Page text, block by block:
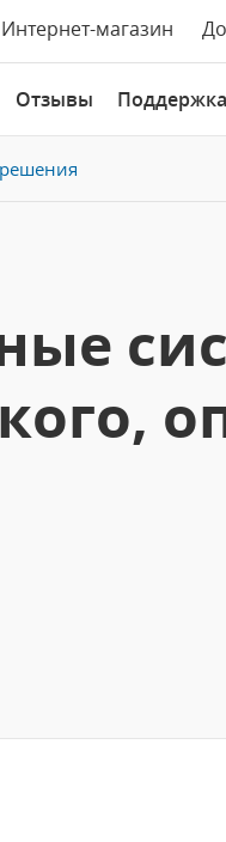
Интернет-магазин
Отзывы Поддержка